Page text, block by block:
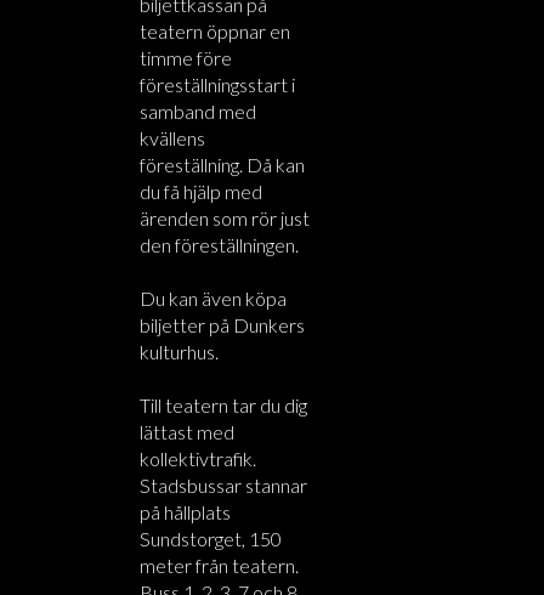
teatern öppnar en
timme före
föreställningsstart i
samband med
kvällens
föreställning. Då kan
du få hjälp med
ärenden som rör just
den föreställningen.
Du kan även köpa
biljetter på Dunkers
kulturhus.
Till teatern tar du dig
lättast med
kollektivtrafik.
Stadsbussar stannar
på hållplats
Sundstorget, 150
meter från teatern.